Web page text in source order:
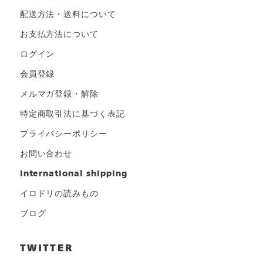
配送方法・送料について
お支払方法について
ログイン
会員登録
メルマガ登録・解除
特定商取引法に基づく表記
プライバシーポリシー
お問い合わせ
international shipping
イロドリの読みもの
ブログ
TWITTER